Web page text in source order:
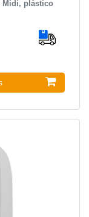
Midi, plástico